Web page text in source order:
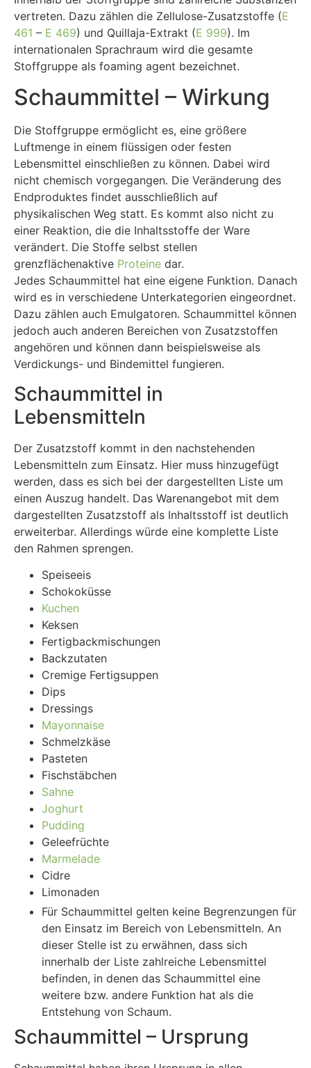
vertreten. Dazu zählen die Zellulose-Zusatzstoffe (E
461 – E 469) und Quillaja-Extrakt (E 999). Im
internationalen Sprachraum wird die gesamte
Stoffgruppe als foaming agent bezeichnet.
Schaummittel – Wirkung
Die Stoffgruppe ermöglicht es, eine größere
Luftmenge in einem flüssigen oder festen
Lebensmittel einschließen zu können. Dabei wird
nicht chemisch vorgegangen. Die Veränderung des
Endproduktes findet ausschließlich auf
physikalischen Weg statt. Es kommt also nicht zu
einer Reaktion, die die Inhaltsstoffe der Ware
verändert. Die Stoffe selbst stellen
grenzflächenaktive Proteine dar.
Jedes Schaummittel hat eine eigene Funktion. Danach
wird es in verschiedene Unterkategorien eingeordnet.
Dazu zählen auch Emulgatoren. Schaummittel können
jedoch auch anderen Bereichen von Zusatzstoffen
angehören und können dann beispielsweise als
Verdickungs- und Bindemittel fungieren.
Schaummittel in
Lebensmitteln
Der Zusatzstoff kommt in den nachstehenden
Lebensmitteln zum Einsatz. Hier muss hinzugefügt
werden, dass es sich bei der dargestellten Liste um
einen Auszug handelt. Das Warenangebot mit dem
dargestellten Zusatzstoff als Inhaltsstoff ist deutlich
erweiterbar. Allerdings würde eine komplette Liste
den Rahmen sprengen.
Speiseeis
Schokoküsse
Kuchen
Keksen
Fertigbackmischungen
Backzutaten
Cremige Fertigsuppen
Dips
Dressings
Mayonnaise
Schmelzkäse
Pasteten
Fischstäbchen
Sahne
Joghurt
Pudding
Geleefrüchte
Marmelade
Cidre
Limonaden
Für Schaummittel gelten keine Begrenzungen für
den Einsatz im Bereich von Lebensmitteln. An
dieser Stelle ist zu erwähnen, dass sich
innerhalb der Liste zahlreiche Lebensmittel
befinden, in denen das Schaummittel eine
weitere bzw. andere Funktion hat als die
Entstehung von Schaum.
Schaummittel – Ursprung